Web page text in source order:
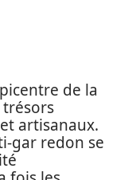
de la
artisanaux.
gar redon se